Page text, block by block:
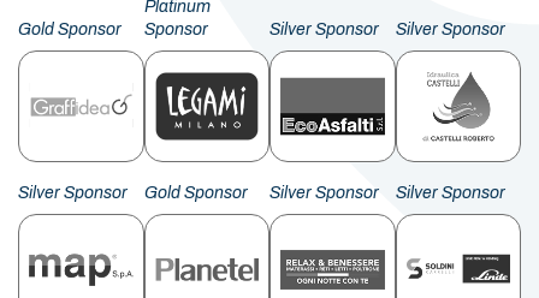
Gold Sponsor
Platinum
Sponsor
Silver Sponsor Silver Sponsor
Silver Sponsor Gold Sponsor Silver Sponsor Silver Sponsor